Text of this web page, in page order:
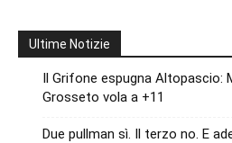
Ultime Notizie
Il Grifone espugna Altopascio:
Grosseto vola a +11
Due pullman sì. Il terzo no. E